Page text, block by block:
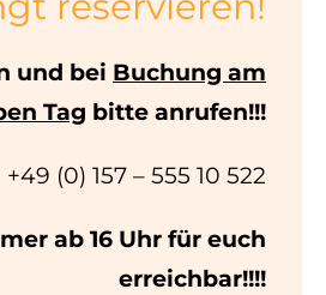
und bei Buchung am
Tag bitte anrufen!!!
+49 (0) 157 – 555 10 522
ab 16 Uhr für euch
erreichbar!!!!